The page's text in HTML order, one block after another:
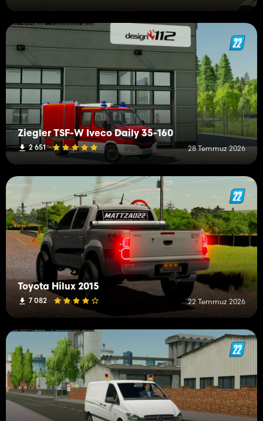
Ziegler TSF-W Iveco Daily 35-160
2 651 28 Temmuz 2026
Toyota Hilux 2015
7 082 22 Temmuz 2026